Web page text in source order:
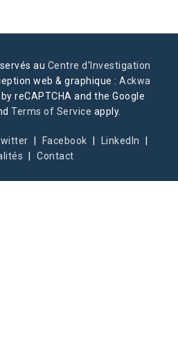
au Centre d'Investigation
web & graphique :Ackwa
reCAPTCHA and the Google
Terms of Service apply.
Facebook
LinkedIn
Contact